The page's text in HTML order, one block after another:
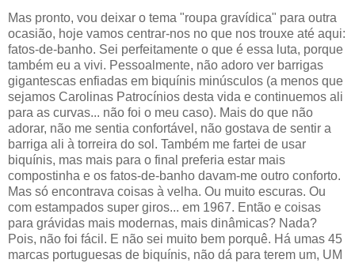
Mas pronto, vou deixar o tema "roupa gravídica" para outra
ocasião, hoje vamos centrar-nos no que nos trouxe até aqui:
fatos-de-banho. Sei perfeitamente o que é essa luta, porque
também eu a vivi. Pessoalmente, não adoro ver barrigas
gigantescas enfiadas em biquínis minúsculos (a menos que
sejamos Carolinas Patrocínios desta vida e continuemos ali
para as curvas... não foi o meu caso). Mais do que não
adorar, não me sentia confortável, não gostava de sentir a
barriga ali à torreira do sol. Também me fartei de usar
biquínis, mas mais para o final preferia estar mais
compostinha e os fatos-de-banho davam-me outro conforto.
Mas só encontrava coisas à velha. Ou muito escuras. Ou
com estampados super giros... em 1967. Então e coisas
para grávidas mais modernas, mais dinâmicas? Nada?
Pois, não foi fácil. E não sei muito bem porquê. Há umas 45
marcas portuguesas de biquínis, não dá para terem um, UM